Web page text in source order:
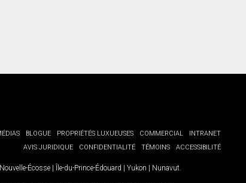
BLOGUE PROPRIÉTÉS LUXUEUSES COMMERCIAL
INTRANET
AVIS JURIDIQUE
CONFIDENTIALITÉ TÉMOINS ACCESSIBILITÉ
Nouvelle-Écosse | Île-du-Prince-Édouard | Yukon | Nunavut